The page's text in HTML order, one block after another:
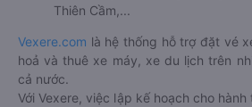
Thiên Cầm,...
Vexere.com là hệ thống hỗ trợ đặt vé
hoả và thuê xe máy, xe du lịch trên
cả nước.
Với Vexere, việc lập kế hoạch cho